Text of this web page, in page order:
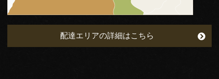
配達エリアの詳細はこちら